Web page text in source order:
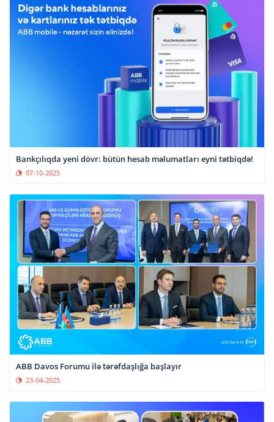
Bankçılıqda yeni dövr: bütün hesab məlumatları eyni tətbiqdə!
07-10-2025
ABB Davos Forumu ilə tərəfdaşlığa başlayır
23-04-2025